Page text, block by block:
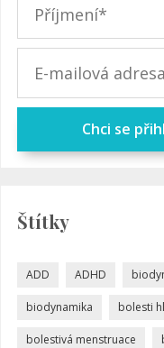
Chci se
Štítky
ADD ADHD
biodynamika bolesti
bolestivá menstruace